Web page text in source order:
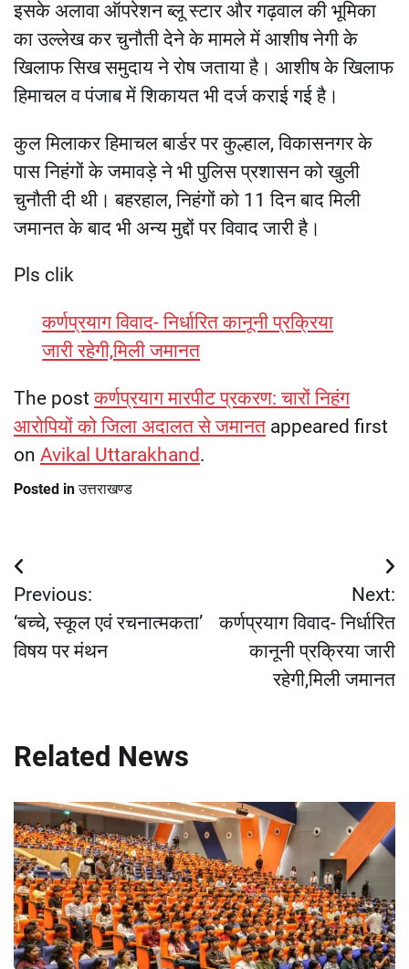
इसके अलावा ऑपरेशन ब्लू स्टार और गढ़वाल की भूमिका
का उल्लेख कर चुनौती देने के मामले में आशीष नेगी के
खिलाफ सिख समुदाय ने रोष जताया है। आशीष के खिलाफ
हिमाचल व पंजाब में शिकायत भी दर्ज कराई गई है।
कुल मिलाकर हिमाचल बार्डर पर कुल्हाल, विकासनगर के
पास निहंगों के जमावड़े ने भी पुलिस प्रशासन को खुली
चुनौती दी थी। बहरहाल, निहंगों को 11 दिन बाद मिली
जमानत के बाद भी अन्य मुद्दों पर विवाद जारी है।
Pls clik
कर्णप्रयाग विवाद- निर्धारित कानूनी प्रक्रिया
जारी रहेगी,मिली जमानत
The postकर्णप्रयाग मारपीट प्रकरण: चारों निहंग
आरोपियों को जिला अदालत से जमानत appeared first
on Avikal Uttarakhand.
Posted inउत्तराखण्ड
Post
navigation
Previous:
‘बच्चे, स्कूल एवं रचनात्मकता’
विषय पर मंथन
Next:
कर्णप्रयाग विवाद- निर्धारित
कानूनी प्रक्रिया जारी
रहेगी,मिली जमानत
Related News